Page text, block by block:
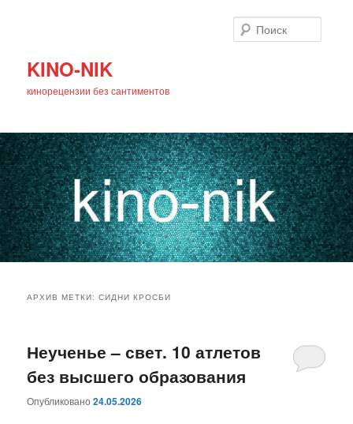
KINO-NIK
кинорецензии без сантиментов
основному
содержимому
дополнительному
содержимому
АРХИВ МЕТКИ:СИДНИ КРОСБИ
Неученье – свет. 10 атлетов
без высшего образования
Опубликовано24.05.2026